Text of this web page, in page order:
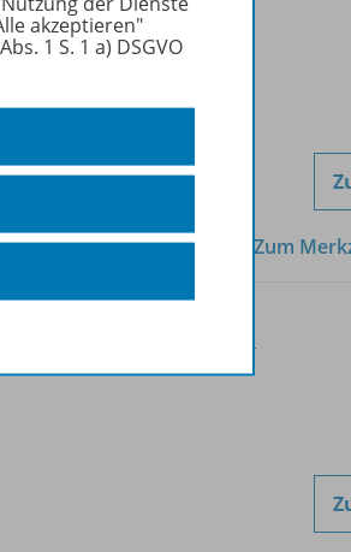
Zum
978-3-03976-615-4
akzeptieren"
1 S. 1 a) DSGVO